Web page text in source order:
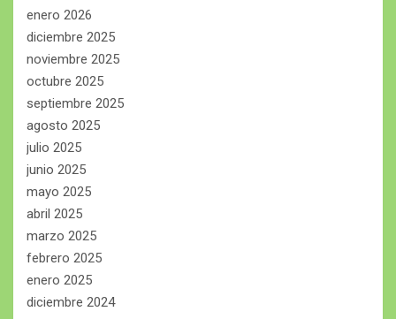
enero 2026
diciembre 2025
noviembre 2025
octubre 2025
septiembre 2025
agosto 2025
julio 2025
junio 2025
mayo 2025
abril 2025
marzo 2025
febrero 2025
enero 2025
diciembre 2024